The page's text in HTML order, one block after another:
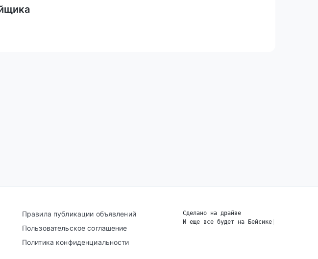
Правила публикации объявлений
Пользовательское соглашение
Политика конфиденциальности
Сделано на драйве
И еще все будет на Бейсике